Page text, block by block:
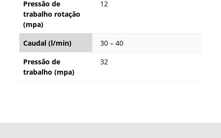
Pressão de
trabalho rotação
(mpa)
12
Caudal (l/min)
30 – 40
Pressão de
trabalho (mpa)
32